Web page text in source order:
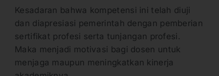
Kesadaran bahwa kompetensi ini telah diuji
dan diapresiasi pemerintah dengan pemberian
sertifikat profesi serta tunjangan profesi.
Maka menjadi motivasi bagi dosen untuk
menjaga maupun meningkatkan kinerja